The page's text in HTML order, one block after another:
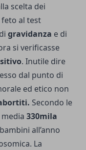
scelta dei
al test
gravidanza e di
si verificasse
. Inutile dire
dal punto di
ed etico non
Secondo le
330mila
all’anno
La